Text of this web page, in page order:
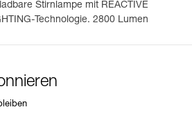
Stirnlampe mit REACTIVE
Technologie. 2800 Lumen